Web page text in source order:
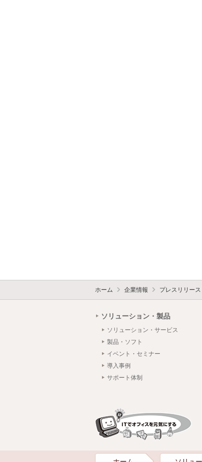
ホーム 企業情報 プレスリリース
ソリューション・製品
ソリューション・サービス
製品・ソフト
イベント・セミナー
導入事例
サポート体制